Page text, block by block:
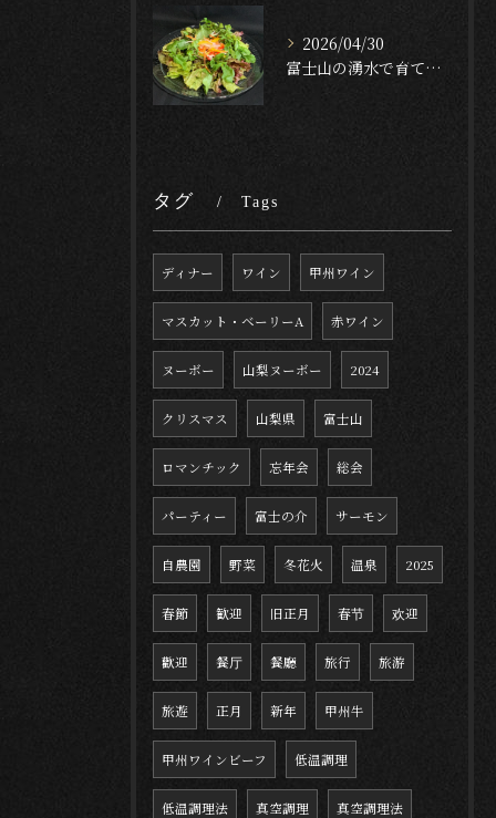
2026/04/30
富士山の湧水で育てたクレソンのサラダ🥬✨[English f...
タグ Tags
ディナー ワイン 甲州ワイン
マスカット・ベーリーA 赤ワイン
ヌーボー 山梨ヌーボー 2024
クリスマス 山梨県 富士山
ロマンチック 忘年会 総会
パーティー 富士の介 サーモン
自農園 野菜 冬花火 温泉 2025
春節 歓迎 旧正月 春节 欢迎
歡迎 餐厅 餐廳 旅行 旅游
旅遊 正月 新年 甲州牛
甲州ワインビーフ 低温調理
低温調理法 真空調理 真空調理法